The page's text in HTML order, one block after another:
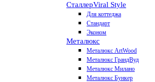
СталлерViral Style
Для коттеджа
Стандарт
Эконом
Металюкс
Металюкс ArtWood
Металюкс ГрандВуд
Металюкс Милано
Металюкс Бункер